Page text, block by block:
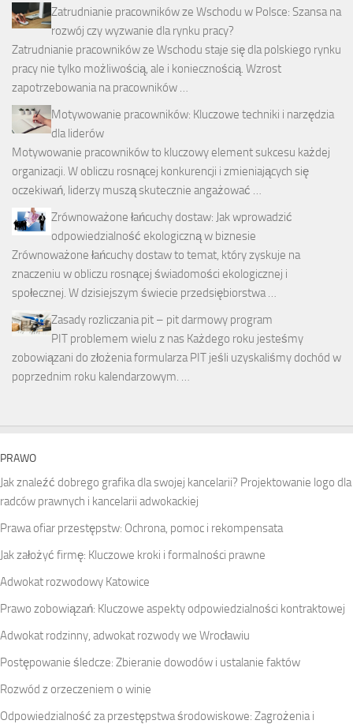
Zatrudnianie pracowników ze Wschodu w Polsce: Szansa na
rozwój czy wyzwanie dla rynku pracy?
Zatrudnianie pracowników ze Wschodu staje się dla polskiego rynku
pracy nie tylko możliwością, ale i koniecznością. Wzrost
zapotrzebowania na pracowników …
Motywowanie pracowników: Kluczowe techniki i narzędzia
dla liderów
Motywowanie pracowników to kluczowy element sukcesu każdej
organizacji. W obliczu rosnącej konkurencji i zmieniających się
oczekiwań, liderzy muszą skutecznie angażować …
Zrównoważone łańcuchy dostaw: Jak wprowadzić
odpowiedzialność ekologiczną w biznesie
Zrównoważone łańcuchy dostaw to temat, który zyskuje na
znaczeniu w obliczu rosnącej świadomości ekologicznej i
społecznej. W dzisiejszym świecie przedsiębiorstwa …
Zasady rozliczania pit – pit darmowy program
PIT problemem wielu z nas Każdego roku jesteśmy
zobowiązani do złożenia formularza PIT jeśli uzyskaliśmy dochód w
poprzednim roku kalendarzowym. …
PRAWO
Jak znaleźć dobrego grafika dla swojej kancelarii? Projektowanie logo dla
radców prawnych i kancelarii adwokackiej
Prawa ofiar przestępstw: Ochrona, pomoc i rekompensata
Jak założyć firmę: Kluczowe kroki i formalności prawne
Adwokat rozwodowy Katowice
Prawo zobowiązań: Kluczowe aspekty odpowiedzialności kontraktowej
Adwokat rodzinny, adwokat rozwody we Wrocławiu
Postępowanie śledcze: Zbieranie dowodów i ustalanie faktów
Rozwód z orzeczeniem o winie
Odpowiedzialność za przestępstwa środowiskowe: Zagrożenia i